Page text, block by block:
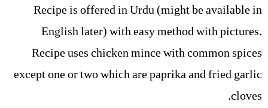
Recipe is offered in Urdu (might be available in
English later) with easy method with pictures.
Recipe uses chicken mince with common spices
except one or two which are paprika and fried garlic
cloves.